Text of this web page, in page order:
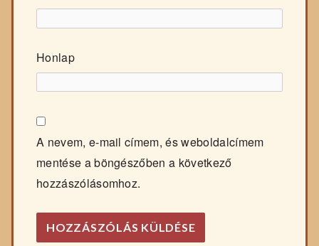
Honlap
A nevem, e-mail címem, és weboldalcímem
mentése a böngészőben a következő
hozzászólásomhoz.